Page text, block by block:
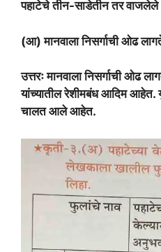
पहाटेचे तीन-साडेतीन तर
(आ) मानवाला निसर्गाची ओढ
उत्तरः मानवाला निसर्गाची ओढ
यांच्यातील रेशीमबंध आदिम आहेत.
चालत आले आहेत.